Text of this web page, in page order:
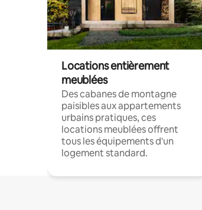
Locations entièrement
meublées
Des cabanes de montagne
paisibles aux appartements
urbains pratiques, ces
locations meublées offrent
tous les équipements d'un
logement standard.